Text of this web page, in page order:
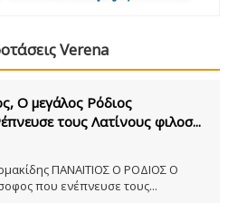
Verena
Ο μεγάλος Ρόδιος
τους Λατίνους φιλοσ...
ΠΑΝΑΙΤΙΟΣ Ο ΡΟΔΙΟΣ Ο
που ενέπνευσε τους...